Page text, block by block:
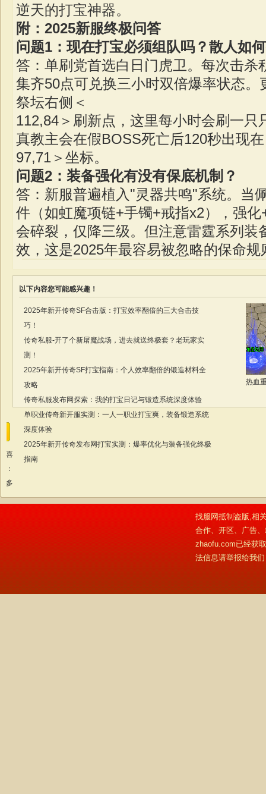
逆天的打宝神器。
附：2025新服终极问答
问题1：现在打宝必须组队吗？散人如
答：单刷党首选白日门虎卫。每次击杀
集齐50点可兑换三小时双倍爆率状态。
祭坛右侧＜
112,84＞刷新点，这里每小时会刷一只
真教主会在假BOSS死亡后120秒出现
97,71＞坐标。
问题2：装备强化有没有保底机制？
答：新服普遍植入"灵器共鸣"系统。当
件（如虹魔项链+手镯+戒指x2），强
会碎裂，仅降三级。但注意雷霆系列装
效，这是2025年最容易被忽略的保命规
以下内容您可能感兴趣！
2025年新开传奇SF合击版：打宝效率翻倍的三大合击技
巧！
传奇私服-开了个新屠魔战场，进去就送终极套？老玩家实
测！
2025年新开传奇SF打宝指南：个人效率翻倍的锻造材料全
攻略
传奇私服发布网探索：我的打宝日记与锻造系统深度体验
单职业传奇新开服实测：一人一职业打宝爽，装备锻造系统
深度体验
2025年新开传奇发布网打宝实测：爆率优化与装备强化终极
指南
热血
喜
：
多
找服网抵制盗版,相
合作、开区、广告
zhaofu.com已经获
法信息请举报给我